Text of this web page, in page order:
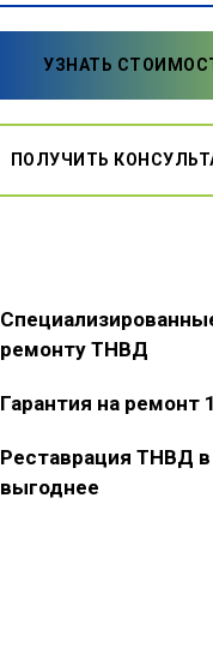
УЗНАТЬ
ПОЛУЧИТЬ
ремонту ТНВД
Гарантия на ремонт
Реставрация ТНВД в
выгоднее